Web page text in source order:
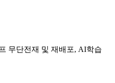
무단전재 및 재배포, AI학습